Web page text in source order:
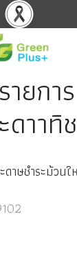
ยกา
ดาาทิ
ดาษชำระม้วน